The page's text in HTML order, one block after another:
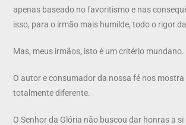
apenas baseado no favoritismo e nas
isso, para o irmão mais humilde, todo o rigor
Mas, meus irmãos, isto é um critério mundano.
O autor e consumador da nossa fé nos
totalmente diferente.
O Senhor da Glória não buscou dar honras a si